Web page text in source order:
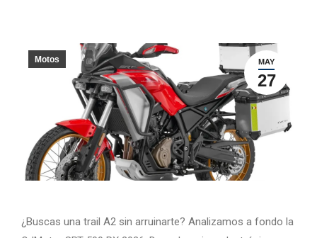
MAY
27
Motos
¿Buscas una trail A2 sin arruinarte? Analizamos a fondo la